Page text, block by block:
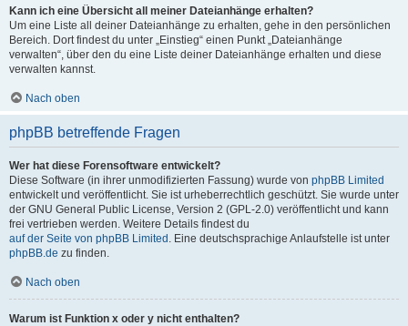
Kann ich eine Übersicht all meiner Dateianhänge erhalten?
Um eine Liste all deiner Dateianhänge zu erhalten, gehe in den persönlichen
Bereich. Dort findest du unter „Einstieg“ einen Punkt „Dateianhänge
verwalten“, über den du eine Liste deiner Dateianhänge erhalten und diese
verwalten kannst.
Nach oben
phpBB betreffende Fragen
Wer hat diese Forensoftware entwickelt?
Diese Software (in ihrer unmodifizierten Fassung) wurde von phpBB Limited
entwickelt und veröffentlicht. Sie ist urheberrechtlich geschützt. Sie wurde unter
der GNU General Public License, Version 2 (GPL-2.0) veröffentlicht und kann
frei vertrieben werden. Weitere Details findest du
auf der Seite von phpBB Limited . Eine deutschsprachige Anlaufstelle ist unter
phpBB.de zu finden.
Nach oben
Warum ist Funktion x oder y nicht enthalten?